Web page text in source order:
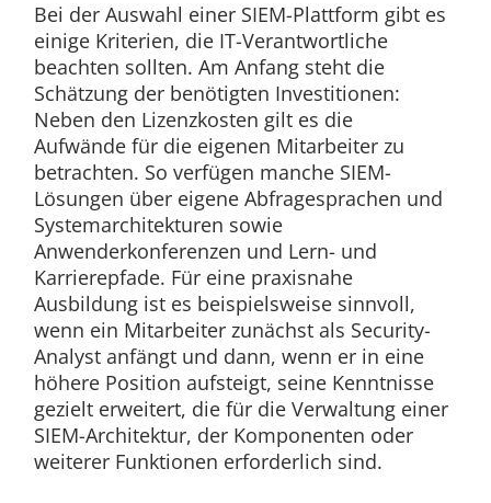
Bei der Auswahl einer SIEM-Plattform gibt es
einige Kriterien, die IT-Verantwortliche
beachten sollten. Am Anfang steht die
Schätzung der benötigten Investitionen:
Neben den Lizenzkosten gilt es die
Aufwände für die eigenen Mitarbeiter zu
betrachten. So verfügen manche SIEM-
Lösungen über eigene Abfragesprachen und
Systemarchitekturen sowie
Anwenderkonferenzen und Lern- und
Karrierepfade. Für eine praxisnahe
Ausbildung ist es beispielsweise sinnvoll,
wenn ein Mitarbeiter zunächst als Security-
Analyst anfängt und dann, wenn er in eine
höhere Position aufsteigt, seine Kenntnisse
gezielt erweitert, die für die Verwaltung einer
SIEM-Architektur, der Komponenten oder
weiterer Funktionen erforderlich sind.